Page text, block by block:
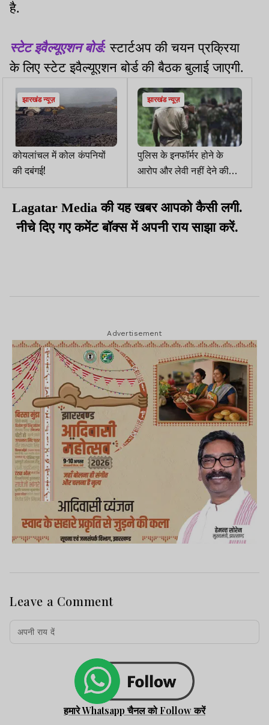
है.
स्टेट इवैल्यूएशन बोर्ड: स्टार्टअप की चयन प्रक्रिया
के लिए स्टेट इवैल्यूएशन बोर्ड की बैठक बुलाई जाएगी.
झारखंड न्यूज़
कोयलांचल में कोल कंपनियों
की दबंगई!
झारखंड न्यूज़
पुलिस के इनफॉर्मर होने के
आरोप और लेवी नहीं देने की
वजह से मारे गए 837 आम
नागरिक
Lagatar Media की यह खबर आपको कैसी लगी.
नीचे दिए गए कमेंट बॉक्स में अपनी राय साझा करें.
Advertisement
Leave a Comment
हमारे Whatsapp चैनल को Follow करें